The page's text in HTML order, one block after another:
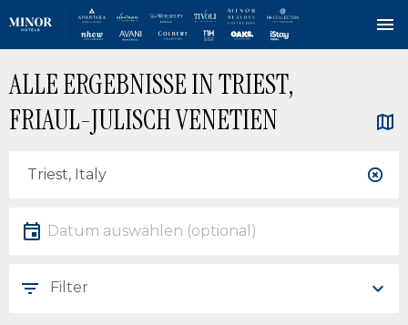
zum
ALLE ERGEBNISSE IN TRIEST,
FRIAUL-JULISCH VENETIEN
Standort
Datum
Datum auswählen
Filter